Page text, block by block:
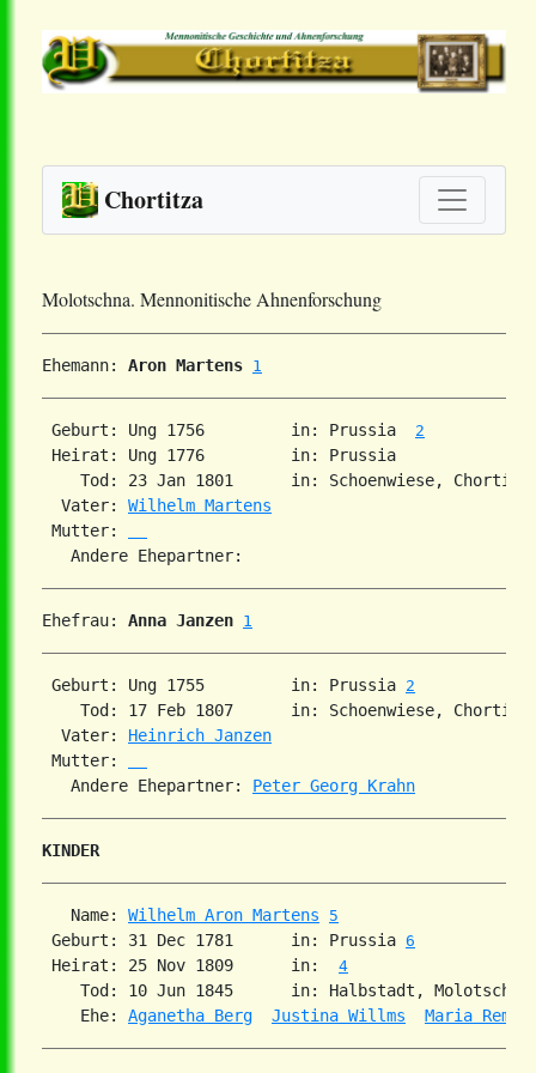
Chortitza
Molotschna. Mennonitische Ahnenforschung
Ehemann: Aron Martens 1
Geburt: Ung 1756         in: Prussia 2
Heirat: Ung 1776         in: Prussia
Tod: 23 Jan 1801      in: Schoenwiese,
  Vater:
Wilhelm Martens
Mutter:
Ehefrau: Anna Janzen 1
Geburt: Ung 1755         in: Prussia 2
Tod: 17 Feb 1807      in: Schoenwiese,
  Vater:
Heinrich Janzen
Mutter:
   Andere Ehepartner:
Peter Georg Krahn
KINDER
   Name:
Wilhelm Aron Martens 5
Geburt: 31 Dec 1781      in: Prussia 6
Heirat: 25 Nov 1809      in: 4
Tod: 10 Jun 1845      in: Halbstadt,
    Ehe:
Aganetha Berg Justina Willms Maria